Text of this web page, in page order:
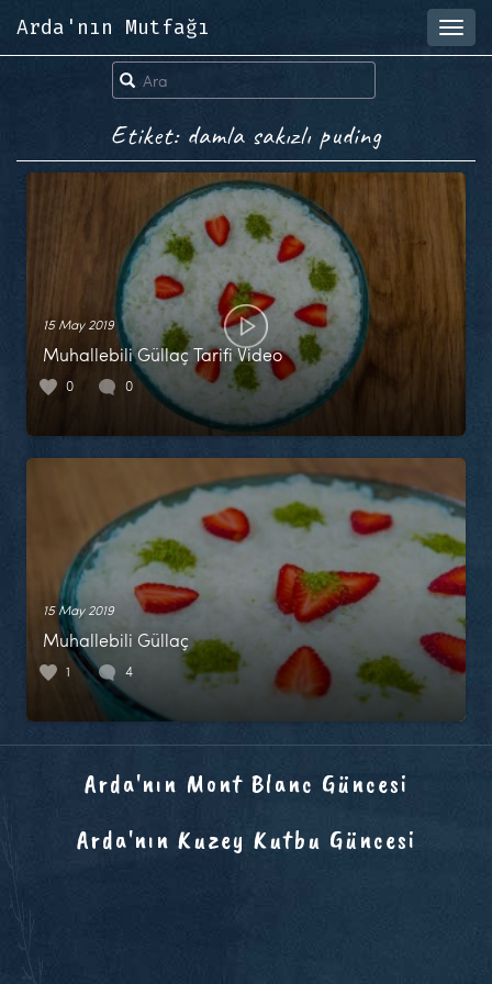
Arda'nın Mutfağı
Etiket: damla sakızlı puding
15 May 2019
Muhallebili Güllaç Tarifi Video
0 0
15 May 2019
Muhallebili Güllaç
1 4
Arda'nın Mont Blanc Güncesi
Arda'nın Kuzey Kutbu Güncesi